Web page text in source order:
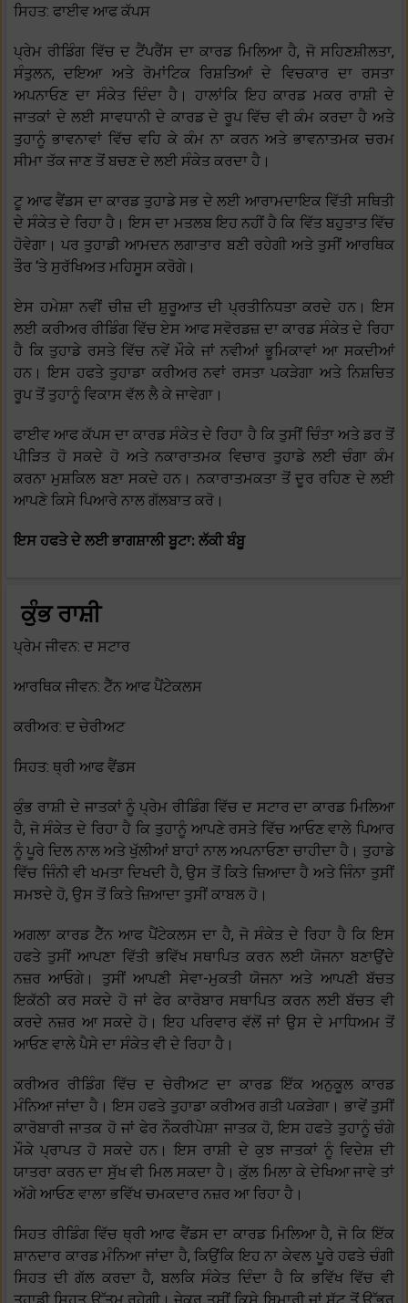
ਸਿਹਤ: ਫਾਈਵ ਆਫ ਕੱਪਸ
ਪ੍ਰੇਮ ਰੀਡਿੰਗ ਵਿੱਚ ਦ ਟੈਂਪਰੈਂਸ ਦਾ ਕਾਰਡ ਮਿਲਿਆ ਹੈ, ਜੋ ਸਹਿਣਸ਼ੀਲਤਾ,
ਸੰਤੁਲਨ, ਦਇਆ ਅਤੇ ਰੋਮਾਂਟਿਕ ਰਿਸ਼ਤਿਆਂ ਦੇ ਵਿਚਕਾਰ ਦਾ ਰਸਤਾ
ਅਪਨਾਓਣ ਦਾ ਸੰਕੇਤ ਦਿੰਦਾ ਹੈ। ਹਾਲਾਂਕਿ ਇਹ ਕਾਰਡ ਮਕਰ ਰਾਸ਼ੀ ਦੇ
ਜਾਤਕਾਂ ਦੇ ਲਈ ਸਾਵਧਾਨੀ ਦੇ ਕਾਰਡ ਦੇ ਰੂਪ ਵਿੱਚ ਵੀ ਕੰਮ ਕਰਦਾ ਹੈ ਅਤੇ
ਤੁਹਾਨੂੰ ਭਾਵਨਾਵਾਂ ਵਿੱਚ ਵਹਿ ਕੇ ਕੰਮ ਨਾ ਕਰਨ ਅਤੇ ਭਾਵਨਾਤਮਕ ਚਰਮ
ਸੀਮਾ ਤੱਕ ਜਾਣ ਤੋਂ ਬਚਣ ਦੇ ਲਈ ਸੰਕੇਤ ਕਰਦਾ ਹੈ।
ਟੂ ਆਫ ਵੈਂਡਸ ਦਾ ਕਾਰਡ ਤੁਹਾਡੇ ਸਭ ਦੇ ਲਈ ਆਰਾਮਦਾਇਕ ਵਿੱਤੀ ਸਥਿਤੀ
ਦੇ ਸੰਕੇਤ ਦੇ ਰਿਹਾ ਹੈ। ਇਸ ਦਾ ਮਤਲਬ ਇਹ ਨਹੀਂ ਹੈ ਕਿ ਵਿੱਤ ਬਹੁਤਾਤ ਵਿੱਚ
ਹੋਵੇਗਾ। ਪਰ ਤੁਹਾਡੀ ਆਮਦਨ ਲਗਾਤਾਰ ਬਣੀ ਰਹੇਗੀ ਅਤੇ ਤੁਸੀਂ ਆਰਥਿਕ
ਤੌਰ ‘ਤੇ ਸੁਰੱਖਿਅਤ ਮਹਿਸੂਸ ਕਰੋਗੇ।
ਏਸ ਹਮੇਸ਼ਾ ਨਵੀਂ ਚੀਜ਼ ਦੀ ਸ਼ੁਰੂਆਤ ਦੀ ਪ੍ਰਤੀਨਿਧਤਾ ਕਰਦੇ ਹਨ। ਇਸ
ਲਈ ਕਰੀਅਰ ਰੀਡਿੰਗ ਵਿੱਚ ਏਸ ਆਫ ਸਵੋਰਡਜ਼ ਦਾ ਕਾਰਡ ਸੰਕੇਤ ਦੇ ਰਿਹਾ
ਹੈ ਕਿ ਤੁਹਾਡੇ ਰਸਤੇ ਵਿੱਚ ਨਵੇਂ ਮੌਕੇ ਜਾਂ ਨਵੀਆਂ ਭੂਮਿਕਾਵਾਂ ਆ ਸਕਦੀਆਂ
ਹਨ। ਇਸ ਹਫਤੇ ਤੁਹਾਡਾ ਕਰੀਅਰ ਨਵਾਂ ਰਸਤਾ ਪਕੜੇਗਾ ਅਤੇ ਨਿਸ਼ਚਿਤ
ਰੂਪ ਤੋਂ ਤੁਹਾਨੂੰ ਵਿਕਾਸ ਵੱਲ ਲੈ ਕੇ ਜਾਵੇਗਾ।
ਫਾਈਵ ਆਫ ਕੱਪਸ ਦਾ ਕਾਰਡ ਸੰਕੇਤ ਦੇ ਰਿਹਾ ਹੈ ਕਿ ਤੁਸੀਂ ਚਿੰਤਾ ਅਤੇ ਡਰ ਤੋਂ
ਪੀੜਿਤ ਹੋ ਸਕਦੇ ਹੋ ਅਤੇ ਨਕਾਰਾਤਮਕ ਵਿਚਾਰ ਤੁਹਾਡੇ ਲਈ ਚੰਗਾ ਕੰਮ
ਕਰਨਾ ਮੁਸ਼ਕਿਲ ਬਣਾ ਸਕਦੇ ਹਨ। ਨਕਾਰਾਤਮਕਤਾ ਤੋਂ ਦੂਰ ਰਹਿਣ ਦੇ ਲਈ
ਆਪਣੇ ਕਿਸੇ ਪਿਆਰੇ ਨਾਲ ਗੱਲਬਾਤ ਕਰੋ।
ਇਸ ਹਫਤੇ ਦੇ ਲਈ ਭਾਗਸ਼ਾਲੀ ਬੂਟਾ: ਲੱਕੀ ਬੰਬੂ
ਕੁੰਭ ਰਾਸ਼ੀ
ਪ੍ਰੇਮ ਜੀਵਨ: ਦ ਸਟਾਰ
ਆਰਥਿਕ ਜੀਵਨ: ਟੈੱਨ ਆਫ ਪੈਂਟੇਕਲਸ
ਕਰੀਅਰ: ਦ ਚੇਰੀਅਟ
ਸਿਹਤ: ਥ੍ਰੀ ਆਫ ਵੈਂਡਸ
ਕੁੰਭ ਰਾਸ਼ੀ ਦੇ ਜਾਤਕਾਂ ਨੂੰ ਪ੍ਰੇਮ ਰੀਡਿੰਗ ਵਿੱਚ ਦ ਸਟਾਰ ਦਾ ਕਾਰਡ ਮਿਲਿਆ
ਹੈ, ਜੋ ਸੰਕੇਤ ਦੇ ਰਿਹਾ ਹੈ ਕਿ ਤੁਹਾਨੂੰ ਆਪਣੇ ਰਸਤੇ ਵਿੱਚ ਆਓਣ ਵਾਲੇ ਪਿਆਰ
ਨੂੰ ਪੂਰੇ ਦਿਲ ਨਾਲ ਅਤੇ ਖੁੱਲੀਆਂ ਬਾਹਾਂ ਨਾਲ ਅਪਨਾਓਣਾ ਚਾਹੀਦਾ ਹੈ। ਤੁਹਾਡੇ
ਵਿੱਚ ਜਿੰਨੀ ਵੀ ਖਮਤਾ ਦਿਖਦੀ ਹੈ, ਉਸ ਤੋਂ ਕਿਤੇ ਜ਼ਿਆਦਾ ਹੈ ਅਤੇ ਜਿੰਨਾ ਤੁਸੀਂ
ਸਮਝਦੇ ਹੋ, ਉਸ ਤੋਂ ਕਿਤੇ ਜ਼ਿਆਦਾ ਤੁਸੀਂ ਕਾਬਲ ਹੋ।
ਅਗਲਾ ਕਾਰਡ ਟੈੱਨ ਆਫ ਪੈਂਟੇਕਲਸ ਦਾ ਹੈ, ਜੋ ਸੰਕੇਤ ਦੇ ਰਿਹਾ ਹੈ ਕਿ ਇਸ
ਹਫਤੇ ਤੁਸੀਂ ਆਪਣਾ ਵਿੱਤੀ ਭਵਿੱਖ ਸਥਾਪਿਤ ਕਰਨ ਲਈ ਯੋਜਨਾ ਬਣਾਉਂਦੇ
ਨਜ਼ਰ ਆਓਗੇ। ਤੁਸੀਂ ਆਪਣੀ ਸੇਵਾ-ਮੁਕਤੀ ਯੋਜਨਾ ਅਤੇ ਆਪਣੀ ਬੱਚਤ
ਇਕੱਠੀ ਕਰ ਸਕਦੇ ਹੋ ਜਾਂ ਫੇਰ ਕਾਰੋਬਾਰ ਸਥਾਪਿਤ ਕਰਨ ਲਈ ਬੱਚਤ ਵੀ
ਕਰਦੇ ਨਜ਼ਰ ਆ ਸਕਦੇ ਹੋ। ਇਹ ਪਰਿਵਾਰ ਵੱਲੋਂ ਜਾਂ ਉਸ ਦੇ ਮਾਧਿਅਮ ਤੋਂ
ਆਓਣ ਵਾਲੇ ਪੈਸੇ ਦਾ ਸੰਕੇਤ ਵੀ ਦੇ ਰਿਹਾ ਹੈ।
ਕਰੀਅਰ ਰੀਡਿੰਗ ਵਿੱਚ ਦ ਚੇਰੀਅਟ ਦਾ ਕਾਰਡ ਇੱਕ ਅਨੁਕੂਲ ਕਾਰਡ
ਮੰਨਿਆ ਜਾਂਦਾ ਹੈ। ਇਸ ਹਫਤੇ ਤੁਹਾਡਾ ਕਰੀਅਰ ਗਤੀ ਪਕੜੇਗਾ। ਭਾਵੇਂ ਤੁਸੀਂ
ਕਾਰੋਬਾਰੀ ਜਾਤਕ ਹੋ ਜਾਂ ਫੇਰ ਨੌਕਰੀਪੇਸ਼ਾ ਜਾਤਕ ਹੋ, ਇਸ ਹਫਤੇ ਤੁਹਾਨੂੰ ਚੰਗੇ
ਮੌਕੇ ਪ੍ਰਾਪਤ ਹੋ ਸਕਦੇ ਹਨ। ਇਸ ਰਾਸ਼ੀ ਦੇ ਕੁਝ ਜਾਤਕਾਂ ਨੂੰ ਵਿਦੇਸ਼ ਦੀ
ਯਾਤਰਾ ਕਰਨ ਦਾ ਸੁੱਖ ਵੀ ਮਿਲ ਸਕਦਾ ਹੈ। ਕੁੱਲ ਮਿਲਾ ਕੇ ਦੇਖਿਆ ਜਾਵੇ ਤਾਂ
ਅੱਗੇ ਆਓਣ ਵਾਲਾ ਭਵਿੱਖ ਚਮਕਦਾਰ ਨਜ਼ਰ ਆ ਰਿਹਾ ਹੈ।
ਸਿਹਤ ਰੀਡਿੰਗ ਵਿੱਚ ਥ੍ਰੀ ਆਫ ਵੈਂਡਸ ਦਾ ਕਾਰਡ ਮਿਲਿਆ ਹੈ, ਜੋ ਕਿ ਇੱਕ
ਸ਼ਾਨਦਾਰ ਕਾਰਡ ਮੰਨਿਆ ਜਾਂਦਾ ਹੈ, ਕਿਉਂਕਿ ਇਹ ਨਾ ਕੇਵਲ ਪੂਰੇ ਹਫਤੇ ਚੰਗੀ
ਸਿਹਤ ਦੀ ਗੱਲ ਕਰਦਾ ਹੈ, ਬਲਕਿ ਸੰਕੇਤ ਦਿੰਦਾ ਹੈ ਕਿ ਭਵਿੱਖ ਵਿੱਚ ਵੀ